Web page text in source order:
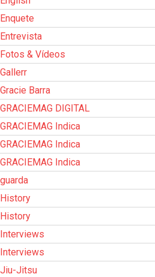
Enquete
Entrevista
Fotos & Vídeos
Gallerr
Gracie Barra
GRACIEMAG DIGITAL
GRACIEMAG Indica
GRACIEMAG Indica
GRACIEMAG Indica
guarda
History
History
Interviews
Interviews
Jiu-Jitsu